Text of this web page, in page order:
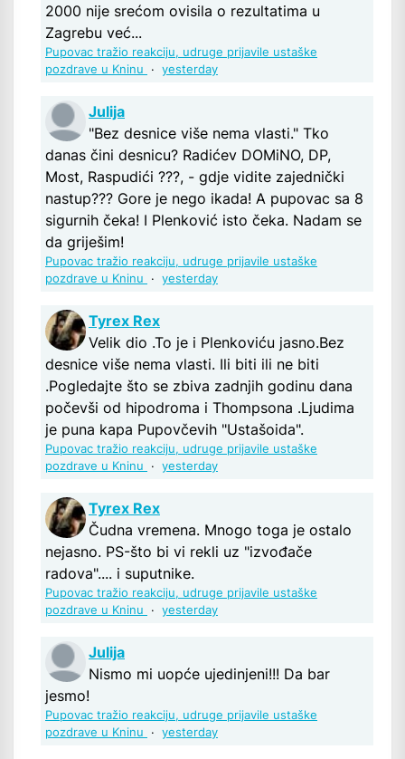
2000 nije srećom ovisila o rezultatima u
Zagrebu već...
Pupovac tražio reakciju, udruge prijavile ustaške
pozdrave u Kninu
· yesterday
Julija
"Bez desnice više nema vlasti." Tko
danas čini desnicu? Radićev DOMiNO, DP,
Most, Raspudići ???, - gdje vidite zajednički
nastup??? Gore je nego ikada! A pupovac sa 8
sigurnih čeka! I Plenković isto čeka. Nadam se
da griješim!
Pupovac tražio reakciju, udruge prijavile ustaške
pozdrave u Kninu
· yesterday
Tyrex Rex
Velik dio .To je i Plenkoviću jasno.Bez
desnice više nema vlasti. Ili biti ili ne biti
.Pogledajte što se zbiva zadnjih godinu dana
počevši od hipodroma i Thompsona .Ljudima
je puna kapa Pupovčevih "Ustašoida".
Pupovac tražio reakciju, udruge prijavile ustaške
pozdrave u Kninu
· yesterday
Tyrex Rex
Čudna vremena. Mnogo toga je ostalo
nejasno. PS-što bi vi rekli uz "izvođače
radova".... i suputnike.
Pupovac tražio reakciju, udruge prijavile ustaške
pozdrave u Kninu
· yesterday
Julija
Nismo mi uopće ujedinjeni!!! Da bar
jesmo!
Pupovac tražio reakciju, udruge prijavile ustaške
pozdrave u Kninu
· yesterday